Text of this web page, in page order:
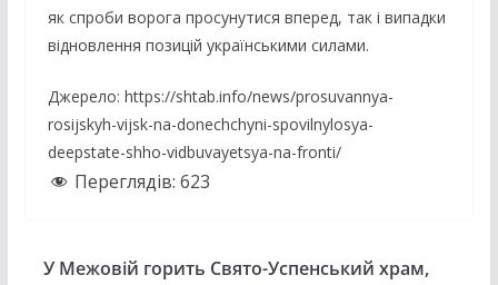
як спроби ворога просунутися вперед, так і випадки
відновлення позицій українськими силами.
Джерело: https://shtab.info/news/prosuvannya-
rosijskyh-vijsk-na-donechchyni-spovilnylosya-
deepstate-shho-vidbuvayetsya-na-fronti/
Переглядів: 623
У Межовій горить Свято-Успенський храм,